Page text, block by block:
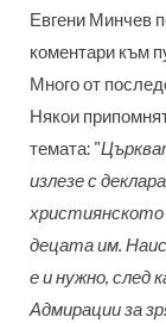
Евгени Минчев
коментари към
Много от
Някои
темата: "
излезе с
децата им.
е и нужно, след
Адмирации за